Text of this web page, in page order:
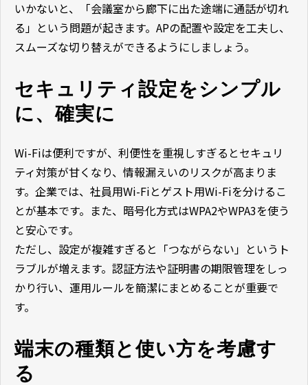
いかないと、「会議室から廊下に出た途端に通話が切れ
る」という問題が起きます。APの配置や設定を工夫し、
スムーズな切り替えができるようにしましょう。
セキュリティ設定をシンプル
に、確実に
Wi-Fiは便利ですが、利便性を重視しすぎるとセキュリ
ティ対策が甘くなり、情報漏えいのリスクが高まりま
す。企業では、社員用Wi-Fiとゲスト用Wi-Fiを分けるこ
とが基本です。また、暗号化方式はWPA2やWPA3を使う
と安心です。
ただし、設定が複雑すぎると「つながらない」というト
ラブルが増えます。認証方法や証明書の期限管理をしっ
かり行い、運用ルールを簡潔にまとめることが重要で
す。
端末の種類と使い方を考慮す
る